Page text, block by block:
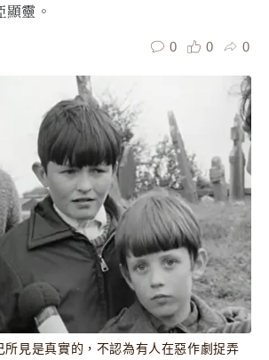
靈。
0 0 0
所見是真實的，不認為有人在惡作劇捉弄